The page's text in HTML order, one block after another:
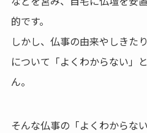
的です。
しかし、仏事の由来やしきた
について「よくわからない」
ん。
そんな仏事の「よくわからな